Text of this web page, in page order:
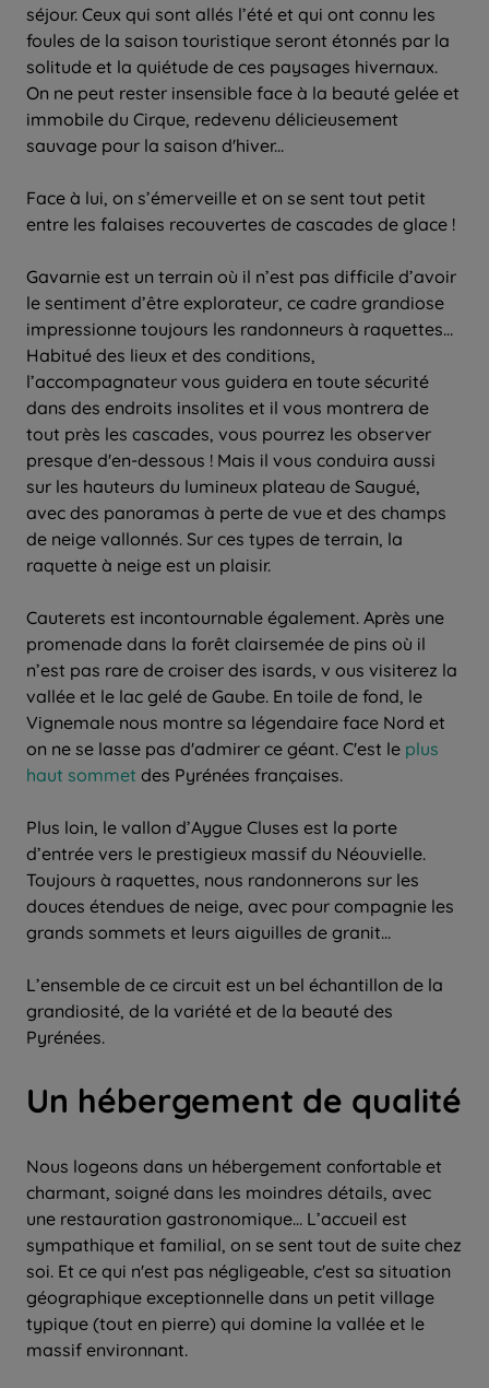
séjour. Ceux qui sont allés l’été et qui ont connu les
foules de la saison touristique seront étonnés par la
solitude et la quiétude de ces paysages hivernaux.
On ne peut rester insensible face à la beauté gelée et
immobile du Cirque, redevenu délicieusement
sauvage pour la saison d'hiver...
Face à lui, on s’émerveille et on se sent tout petit
entre les falaises recouvertes de cascades de glace !
Gavarnie est un terrain où il n’est pas difficile d’avoir
le sentiment d’être explorateur, ce cadre grandiose
impressionne toujours les randonneurs à raquettes…
Habitué des lieux et des conditions,
l’accompagnateur vous guidera en toute sécurité
dans des endroits insolites et il vous montrera de
tout près les cascades, vous pourrez les observer
presque d'en-dessous ! Mais il vous conduira aussi
sur les hauteurs du lumineux plateau de Saugué,
avec des panoramas à perte de vue et des champs
de neige vallonnés. Sur ces types de terrain, la
raquette à neige est un plaisir.
Cauterets est incontournable également. Après une
promenade dans la forêt clairsemée de pins où il
n’est pas rare de croiser des isards, v ous visiterez la
vallée et le lac gelé de Gaube. En toile de fond, le
Vignemale nous montre sa légendaire face Nord et
on ne se lasse pas d'admirer ce géant. C'est le plus
haut sommet des Pyrénées françaises.
Plus loin, le vallon d’Aygue Cluses est la porte
d’entrée vers le prestigieux massif du Néouvielle.
Toujours à raquettes, nous randonnerons sur les
douces étendues de neige, avec pour compagnie les
grands sommets et leurs aiguilles de granit…
L’ensemble de ce circuit est un bel échantillon de la
grandiosité, de la variété et de la beauté des
Pyrénées.
Un hébergement de qualité
Nous logeons dans un hébergement confortable et
charmant, soigné dans les moindres détails, avec
une restauration gastronomique… L’accueil est
sympathique et familial, on se sent tout de suite chez
soi. Et ce qui n'est pas négligeable, c'est sa situation
géographique exceptionnelle dans un petit village
typique (tout en pierre) qui domine la vallée et le
massif environnant.